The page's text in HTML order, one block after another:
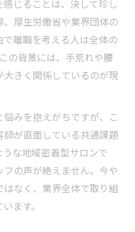
まもない早い時期から
ると完治しにくいとい
になる実例とその理由
が離職理由となる現実
れは早期対策が鍵とな
う落とし穴
、三大職業病は労災認
じることは、決して珍し
厚生労働省や業界団体の
離職を考える人は全体の
の背景には、手荒れや腰
きく関係しているのが現
悩みを抱えがちですが、こ
が直面している共通課題
な地域密着型サロンで
の声が絶えません。今や
なく、業界全体で取り組
ます。